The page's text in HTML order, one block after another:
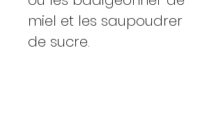
miel et les saupoudrer
de sucre.